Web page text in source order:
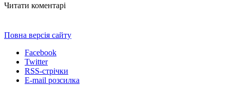
Читати коментарі
Повна версія сайту
Facebook
Twitter
RSS-стрічки
E-mail розсилка